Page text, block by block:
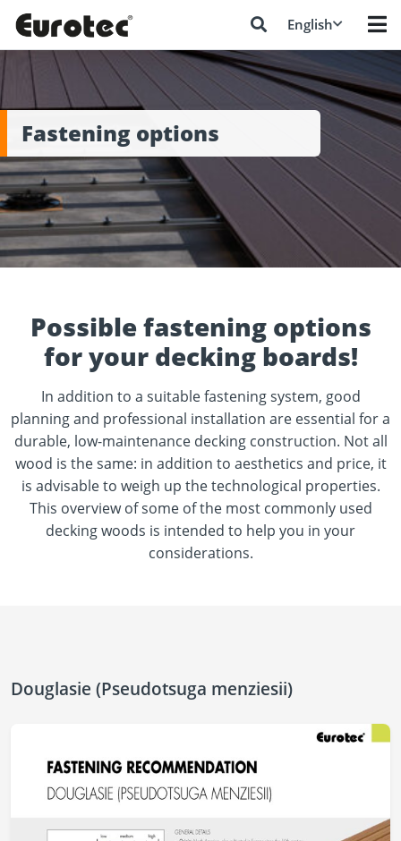
English
Fastening options
Possible fastening options
for your decking boards!
In addition to a suitable fastening system, good
planning and professional installation are essential for a
durable, low-maintenance decking construction. Not all
wood is the same: in addition to aesthetics and price, it
is advisable to weigh up the technological properties.
This overview of some of the most commonly used
decking woods is intended to help you in your
considerations.
Douglasie (Pseudotsuga menziesii)